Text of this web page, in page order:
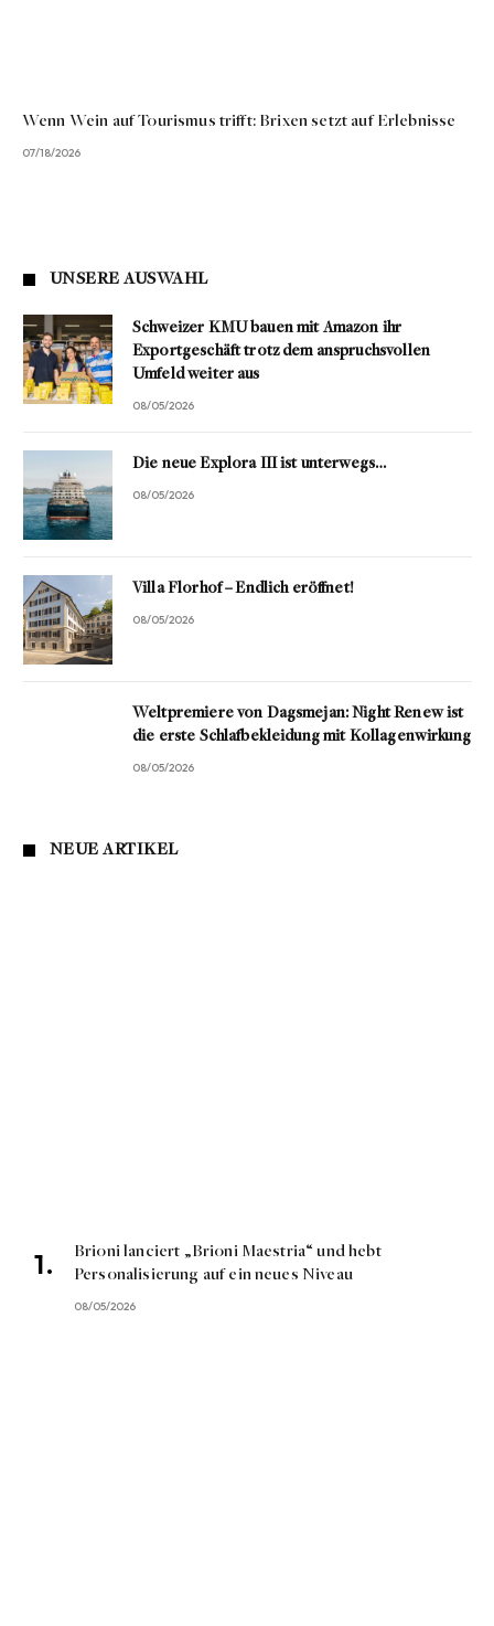
Wenn Wein auf Tourismus trifft: Brixen setzt auf Erlebnisse
07/18/2026
UNSERE AUSWAHL
Schweizer KMU bauen mit Amazon ihr
Exportgeschäft trotz dem anspruchsvollen
Umfeld weiter aus
08/05/2026
Die neue Explora III ist unterwegs…
08/05/2026
Villa Florhof – Endlich eröffnet!
08/05/2026
Weltpremiere von Dagsmejan: Night Renew ist
die erste Schlafbekleidung mit Kollagenwirkung
08/05/2026
NEUE ARTIKEL
Brioni lanciert „Brioni Maestria“ und hebt
Personalisierung auf ein neues Niveau
08/05/2026